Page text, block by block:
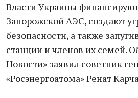
Власти Украины
Запорожской АЭС, создают
безопасности, а также
станции и членов их семей.
Новости» заявил советник
«Росэнергоатома» Ренат